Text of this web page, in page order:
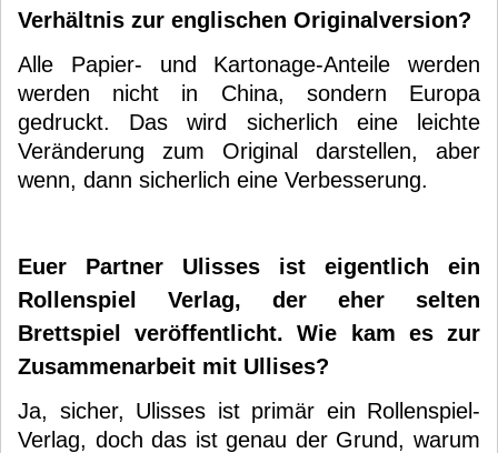
Verhältnis zur englischen Originalversion?
Alle Papier- und Kartonage-Anteile werden
werden nicht in China, sondern Europa
gedruckt. Das wird sicherlich eine leichte
Veränderung zum Original darstellen, aber
wenn, dann sicherlich eine Verbesserung.
Euer Partner Ulisses ist eigentlich ein
Rollenspiel Verlag, der eher selten
Brettspiel veröffentlicht. Wie kam es zur
Zusammenarbeit mit Ullises?
Ja, sicher, Ulisses ist primär ein Rollenspiel-
Verlag, doch das ist genau der Grund, warum